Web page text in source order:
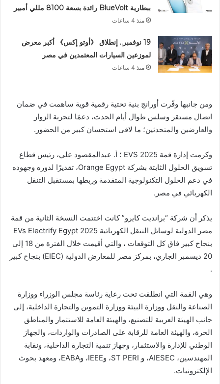
ببطارية BlueVolt رائدة بسعة 8100 مللي أمبير
منذ 4 ساعات
19 نوفمبر.. إنطلاق 《أوتو إكس》 أكبر معرض
لموزعين السيارات المعتمدين في مصر
منذ 4 ساعات
ومن جانبها وفّرت أورانج بنية تحتية رقمية قوية ساهمت في ضمان
اتصال مستقر وسلس طوال أيام الحدث، دعمًا لتجربة الزوار
والعارضين والمتحدثين؛ ما لاقى استحسان كبير من الحضور.
وكرمت إدارة قمة EVS 2025 ؛ أ. عبدالمقصود علي، رئيس قطاع
تسويق الحلول الثابتة بشركة Orange Egypt، تقديرًا لدوره وجهوده
في دعم الحلول التكنولوجية المتقدمة وربطها بمستقبل التنقل
الكهربائي في مصر.
يذكر أن شركة “برانديت كايرو” كانت اختتمت النسخة الثانية من قمة
مصر الدولية لوسائل التنقل الكهربائية 2025 EVs Electrify Egypt
بنجاح كبير فاق كل التوقعات ، والتي أقيمت خلال الفترة من 18 إلى
20 ديسمبر الجاري، بمركز مصر للمعارض الدولية (EIEC) بنجاح كبير
.
وهي القمة التي انطلقت تحت رعاية رئاسة مجلس الوزراء ووزارة
الصناعة والنقل ووزارة البيئة ووزارة التموين والتجارة الداخلية، إلى
جانب الهيئة العربية للتصنيع، والهيئة العامة للاستثمار والمناطق
الحرة، والهيئة العامة للرقابة على الصادرات والواردات، والجهاز
الوطني للإدارة والاستثمار، وجهاز تنمية التجارة الداخلية، ونقابة
المهندسين، AIESEC، و ST PERI، وIEEE، وEABA، ومعهد بحوث
الإلكترونيات.